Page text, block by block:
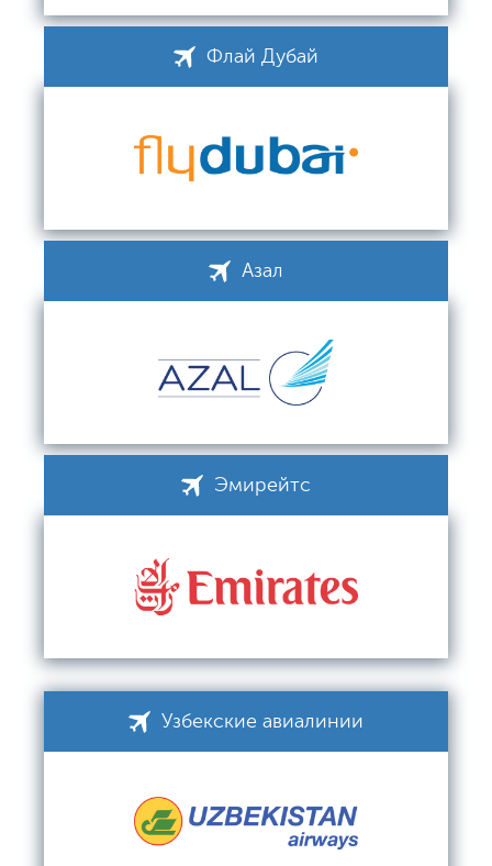
Флай Дубай
Азал
Эмирейтс
Узбекские авиалинии